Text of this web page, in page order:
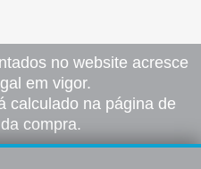
no website acresce
em vigor.
calculado na página de
compra.